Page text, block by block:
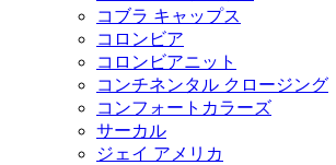
コブラ キャップス
コロンビア
コロンビアニット
コンチネンタル クロージング
コンフォートカラーズ
サーカル
ジェイ アメリカ